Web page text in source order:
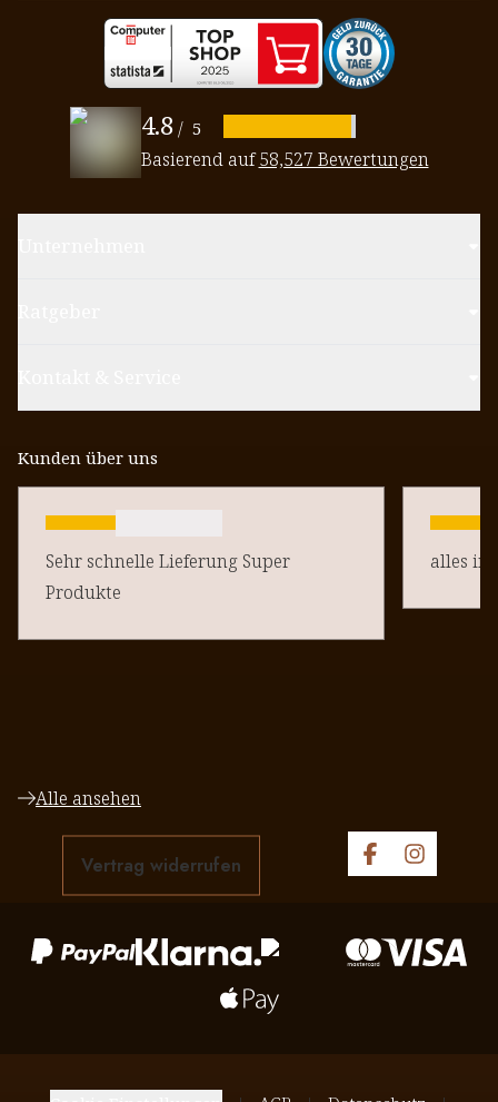
4.8 / 5
Basierend auf58,527 Bewertungen
Kunden über uns
Sehr schnelle Lieferung Super
Produkte
alles in
Alle ansehen
Vertrag widerrufen